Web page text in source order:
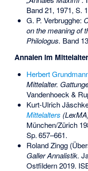
Band 21, 1971, S.
G. P. Verbrugghe:
on the meaning of
Philologus. Band
Annalen im Mittelalter
Herbert
Mittelalter.
Vandenhoeck &
Kurt-Ulrich
Mittelalters
München/Zürich
Sp.657–661.
Roland Zingg
Galler Annalistik.
Ostfildern 2019.